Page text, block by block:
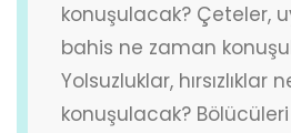
konuşulacak? Çeteler,
bahis ne zaman
Yolsuzluklar, hırsızlıklar
konuşulacak?